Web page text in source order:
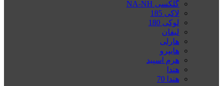
گلکسی NA-NH
لاکی 185
لوکی 180
لیفان
هارلی
هایپرو
هرم اسپید
هندا
هندا 70